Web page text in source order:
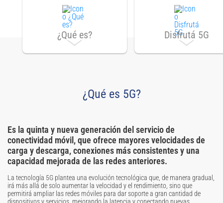
¿Qué es? Disfrutá 5G
¿Qué es 5G?
Es la quinta y nueva generación del servicio de
conectividad móvil, que ofrece mayores velocidades de
carga y descarga, conexiones más consistentes y una
capacidad mejorada de las redes anteriores.
La tecnología 5G plantea una evolución tecnológica que, de manera gradual,
irá más allá de solo aumentar la velocidad y el rendimiento, sino que
permitirá ampliar las redes móviles para dar soporte a gran cantidad de